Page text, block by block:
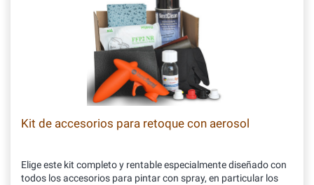
Kit de accesorios para retoque con aerosol
Elige este kit completo y rentable especialmente diseñado con
todos los accesorios para pintar con spray, en particular los